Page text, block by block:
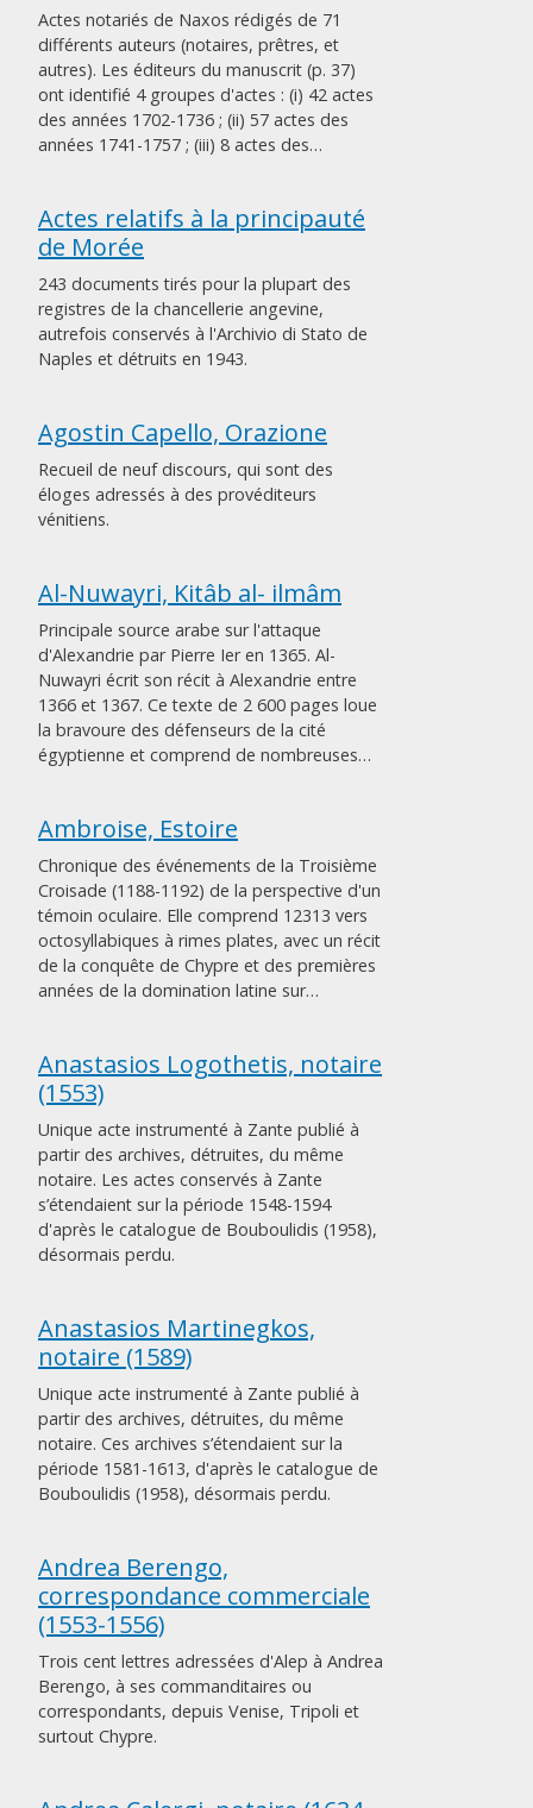
Actes notariés de Naxos rédigés de 71
différents auteurs (notaires, prêtres, et
autres). Les éditeurs du manuscrit (p. 37)
ont identifié 4 groupes d'actes : (i) 42 actes
des années 1702-1736 ; (ii) 57 actes des
années 1741-1757 ; (iii) 8 actes des…
Actes relatifs à la principauté
de Morée
243 documents tirés pour la plupart des
registres de la chancellerie angevine,
autrefois conservés à l'Archivio di Stato de
Naples et détruits en 1943.
Agostin Capello, Orazione
Recueil de neuf discours, qui sont des
éloges adressés à des provéditeurs
vénitiens.
Al-Nuwayri, Kitâb al- ilmâm
Principale source arabe sur l'attaque
d'Alexandrie par Pierre Ier en 1365. Al-
Nuwayri écrit son récit à Alexandrie entre
1366 et 1367. Ce texte de 2 600 pages loue
la bravoure des défenseurs de la cité
égyptienne et comprend de nombreuses…
Ambroise, Estoire
Chronique des événements de la Troisième
Croisade (1188-1192) de la perspective d'un
témoin oculaire. Elle comprend 12313 vers
octosyllabiques à rimes plates, avec un récit
de la conquête de Chypre et des premières
années de la domination latine sur…
Anastasios Logothetis, notaire
(1553)
Unique acte instrumenté à Zante publié à
partir des archives, détruites, du même
notaire. Les actes conservés à Zante
s’étendaient sur la période 1548-1594
d'après le catalogue de Bouboulidis (1958),
désormais perdu.
Anastasios Martinegkos,
notaire (1589)
Unique acte instrumenté à Zante publié à
partir des archives, détruites, du même
notaire. Ces archives s’étendaient sur la
période 1581-1613, d'après le catalogue de
Bouboulidis (1958), désormais perdu.
Andrea Berengo,
correspondance commerciale
(1553-1556)
Trois cent lettres adressées d'Alep à Andrea
Berengo, à ses commanditaires ou
correspondants, depuis Venise, Tripoli et
surtout Chypre.